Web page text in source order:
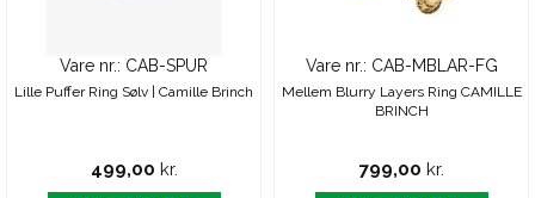
Vare nr.: CAB-SPUR
Lille Puffer Ring Sølv | Camille Brinch
499,00 kr.
Vare nr.: CAB-MBLAR-FG
Mellem Blurry Layers Ring CAMILLE
BRINCH
799,00 kr.